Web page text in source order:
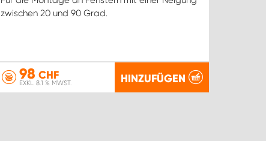
zwischen 20 und 90 Grad.
98 CHF
EXKL. 8.1 % MWST. HINZUFÜGEN